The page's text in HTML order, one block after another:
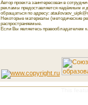
Автор проекта заинтересован в
рекламы предоставляется надёжным и
обращаться по адресу:
Некоторые материалы (методические
распространяемые.
Если Вы являетесь правообладателем